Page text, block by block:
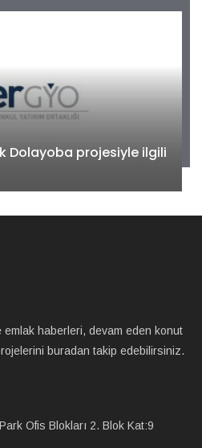
Dolayoba projesiyle ilgili
haberleri, devam eden konut
buradan takip edebilirsiniz.
Ofis Blokları 2. Blok Kat:9